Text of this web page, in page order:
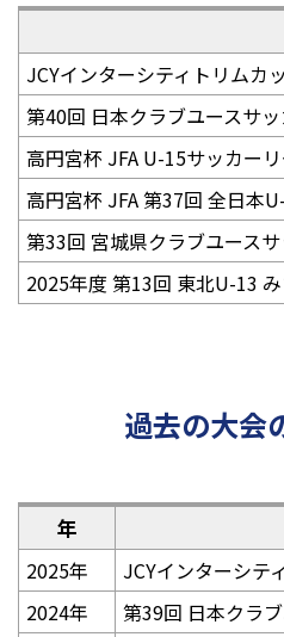
JCYインターシティトリムカ
第40回 日本クラブユースサ
高円宮杯 JFA U-15サッカー
高円宮杯 JFA 第37回 全日本
第33回 宮城県クラブユース
2025年度 第13回 東北U-13
過去の大会
年
2025年
JCYインターシテ
2024年
第39回 日本クラ